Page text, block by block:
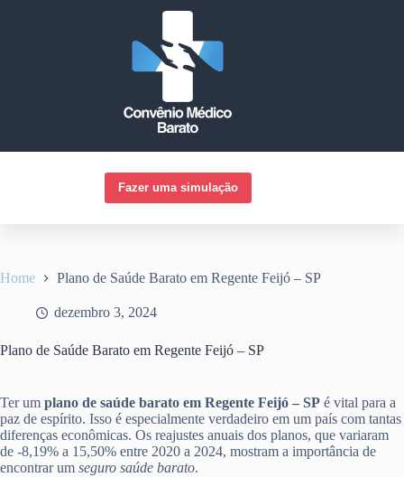
Fazer uma simulação
Home Plano de Saúde Barato em Regente Feijó – SP
dezembro 3, 2024
Plano de Saúde Barato em Regente Feijó – SP
Ter um plano de saúde barato em Regente Feijó – SP é vital para a
paz de espírito. Isso é especialmente verdadeiro em um país com tantas
diferenças econômicas. Os reajustes anuais dos planos, que variaram
de -8,19% a 15,50% entre 2020 a 2024, mostram a importância de
encontrar um seguro saúde barato.